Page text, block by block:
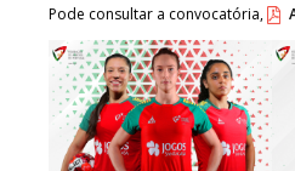
Pode consultar a convocatória,